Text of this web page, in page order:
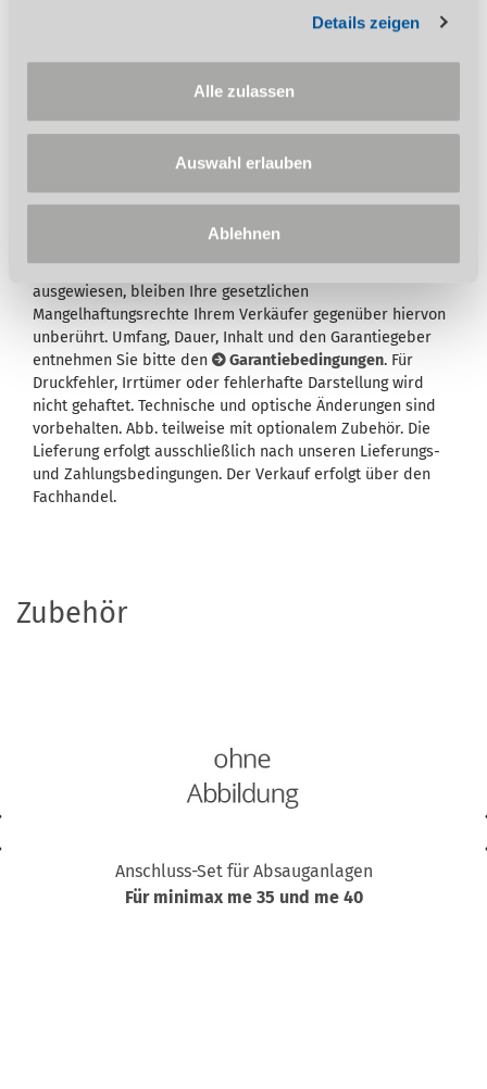
Details zeigen
Alle zulassen
Auswahl erlauben
Ablehnen
Stürmer Garantie bei Online-Registrierung.
Beschreibung des Lieferumfangs eine Garantie
ausgewiesen, bleiben Ihre gesetzlichen
Mangelhaftungsrechte Ihrem Verkäufer gegenüber hiervon
unberührt. Umfang, Dauer, Inhalt und den Garantiegeber
entnehmen Sie bitte den
Garantiebedingungen. Für
Druckfehler, Irrtümer oder fehlerhafte Darstellung wird
nicht gehaftet. Technische und optische Änderungen sind
vorbehalten. Abb. teilweise mit optionalem Zubehör. Die
Lieferung erfolgt ausschließlich nach unseren Lieferungs-
und Zahlungsbedingungen. Der Verkauf erfolgt über den
Fachhandel.
Zubehör
Anschluss-Set für Absauganlagen
Für minimax me 35 und me 40